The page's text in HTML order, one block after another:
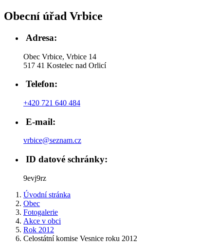
Obecní úřad Vrbice
Adresa:
Obec Vrbice, Vrbice 14
517 41 Kostelec nad Orlicí
Telefon:
+420 721 640 484
E-mail:
vrbice@seznam.cz
ID datové schránky:
9evj9rz
Úvodní stránka
Obec
Fotogalerie
Akce v obci
Rok 2012
Celostátní komise Vesnice roku 2012